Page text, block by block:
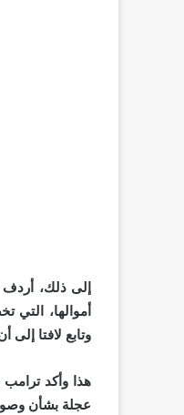
إلى ذلك، أردف
أموالها، التي
وتابع لافتا
هذا وأكد
عجلة بشأن